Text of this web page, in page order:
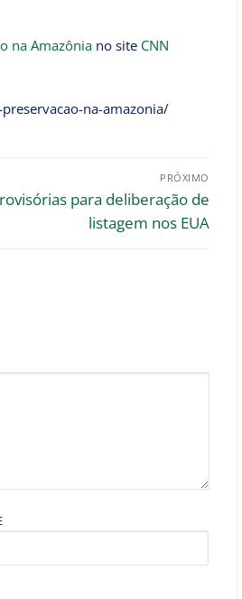
na Amazônia no site CNN
na-amazonia/
PRÓXIMO
para deliberação de
listagem nos EUA